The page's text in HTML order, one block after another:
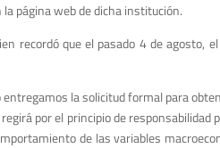
página web de dicha institución.
recordó que el pasado 4 de agosto, el
la solicitud formal para
por el principio de
de las variables